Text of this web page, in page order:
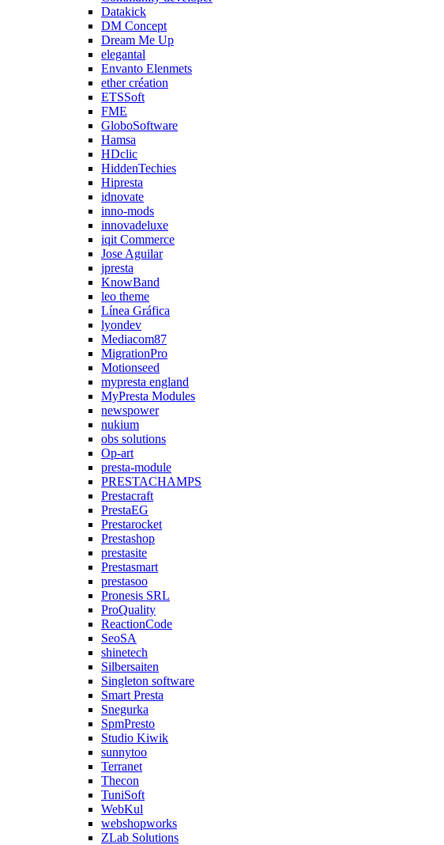
Datakick
DM Concept
Dream Me Up
elegantal
Envanto Elenmets
ether création
ETSSoft
FME
GloboSoftware
Hamsa
HDclic
HiddenTechies
Hipresta
idnovate
inno-mods
innovadeluxe
iqit Commerce
Jose Aguilar
jpresta
KnowBand
leo theme
Línea Gráfica
lyondev
Mediacom87
MigrationPro
Motionseed
mypresta england
MyPresta Modules
newspower
nukium
obs solutions
Op-art
presta-module
PRESTACHAMPS
Prestacraft
PrestaEG
Prestarocket
Prestashop
prestasite
Prestasmart
prestasoo
Pronesis SRL
ProQuality
ReactionCode
SeoSA
shinetech
Silbersaiten
Singleton software
Smart Presta
Snegurka
SpmPresto
Studio Kiwik
sunnytoo
Terranet
Thecon
TuniSoft
WebKul
webshopworks
ZLab Solutions